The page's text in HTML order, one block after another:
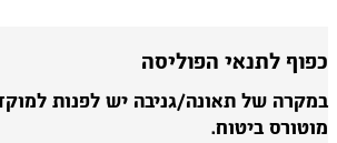
לתנאי הפוליסה
של תאונה/גניבה יש לפנות למוקד
ביטוח.